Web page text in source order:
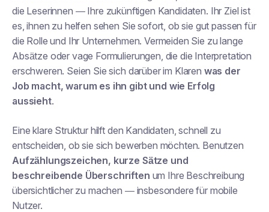
die Leserinnen — Ihre zukünftigen Kandidaten. Ihr Ziel ist
es, ihnen zu helfen sehen Sie sofort, ob sie gut passen für
die Rolle und Ihr Unternehmen. Vermeiden Sie zu lange
Absätze oder vage Formulierungen, die die Interpretation
erschweren. Seien Sie sich darüber im Klaren was der
Job macht, warum es ihn gibt und wie Erfolg
aussieht.
Eine klare Struktur hilft den Kandidaten, schnell zu
entscheiden, ob sie sich bewerben möchten. Benutzen
Aufzählungszeichen, kurze Sätze und
beschreibende Überschriften um Ihre Beschreibung
übersichtlicher zu machen — insbesondere für mobile
Nutzer.